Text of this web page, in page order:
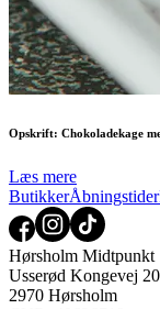
Opskrift: Chokoladekage
Læs mere
ButikkerÅbningstider
Hørsholm Midtpunkt
Usserød Kongevej
2970 Hørsholm